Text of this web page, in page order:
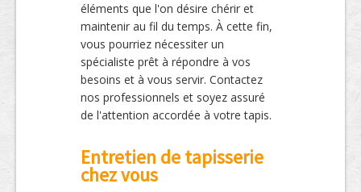
éléments que l'on désire chérir et
maintenir au fil du temps. À cette fin,
vous pourriez nécessiter un
spécialiste prêt à répondre à vos
besoins et à vous servir. Contactez
nos professionnels et soyez assuré
de l'attention accordée à votre tapis.
Entretien de tapisserie
chez vous